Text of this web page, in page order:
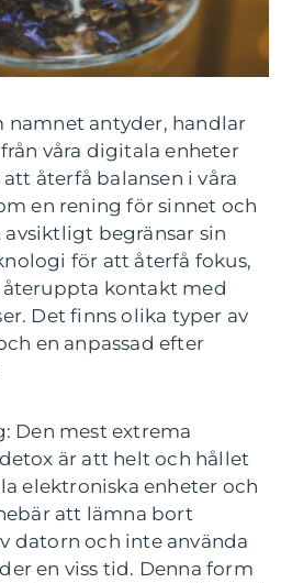
namnet antyder, handlar
våra digitala enheter
återfå balansen i våra
en rening för sinnet och
begränsar sin
för att återfå fokus,
återuppta kontakt med
Det finns olika typer av
en anpassad efter
Den mest extrema
är att helt och hållet
elektroniska enheter och
att lämna bort
datorn och inte använda
en viss tid. Denna form